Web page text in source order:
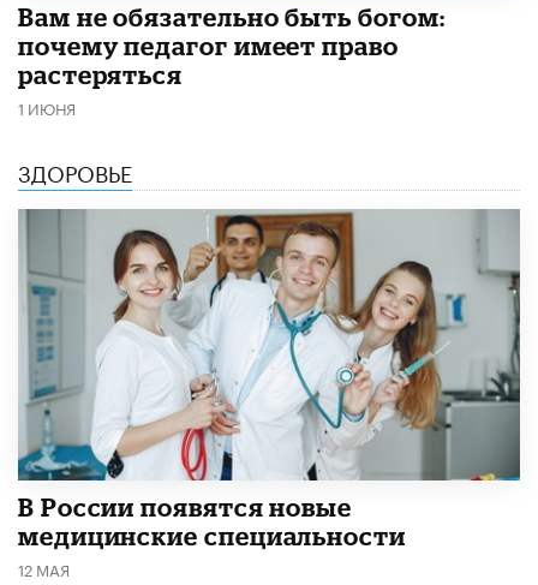
​Вам не обязательно быть богом:
почему педагог имеет право
растеряться
1 ИЮНЯ
ЗДОРОВЬЕ
В России появятся новые
медицинские специальности
12 МАЯ